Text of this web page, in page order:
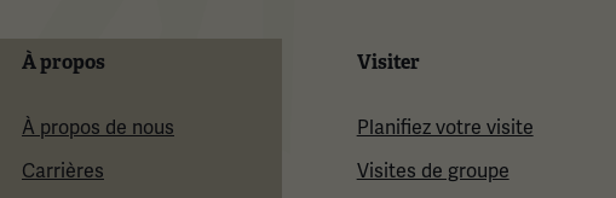
À propos
À propos de nous
Carrières
Visiter
Planifiez votre visite
Visites de groupe